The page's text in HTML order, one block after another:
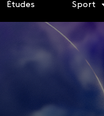
Études Sport